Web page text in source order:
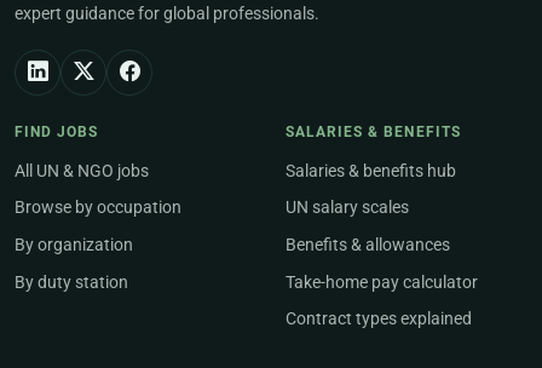
expert guidance for global professionals.
FIND JOBS
All UN & NGO jobs
Browse by occupation
By organization
By duty station
SALARIES & BENEFITS
Salaries & benefits hub
UN salary scales
Benefits & allowances
Take-home pay calculator
Contract types explained